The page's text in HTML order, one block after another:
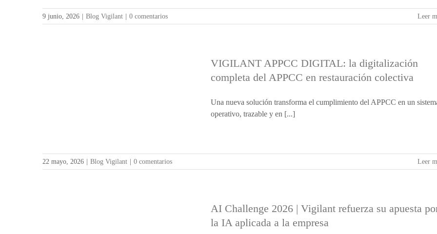
9 junio, 2026 Blog Vigilant 0 comentarios Leer
VIGILANT APPCC DIGITAL: la digitalización
completa del APPCC en restauración colectiva
Una nueva solución transforma el cumplimiento del APPCC en un
operativo, trazable y en [...]
22 mayo, 2026 Blog Vigilant 0 comentarios Leer
AI Challenge 2026 | Vigilant refuerza su apuesta
la IA aplicada a la empresa